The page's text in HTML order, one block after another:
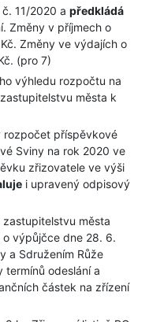
11/2020 a předkládá
Změny v příjmech o
Změny ve výdajích o
(pro 7)
výhledu rozpočtu na
zastupitelstvu města k
rozpočet příspěvkové
Sviny na rok 2020 ve
zřizovatele ve výši
i upravený odpisový
zastupitelstvu města
výpůjčce dne 28. 6.
a Sdružením Růže
termínů odeslání a
částek na zřízení